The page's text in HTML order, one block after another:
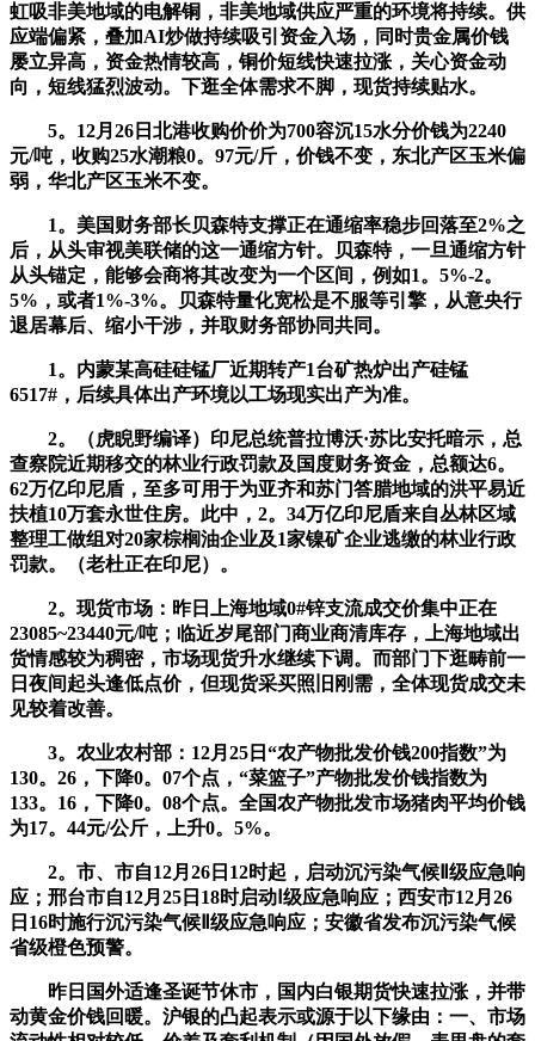
虹吸非美地域的电解铜，非美地域供应严重的环境将持续。供
应端偏紧，叠加AI炒做持续吸引资金入场，同时贵金属价钱
屡立异高，资金热情较高，铜价短线快速拉涨，关心资金动
向，短线猛烈波动。下逛全体需求不脚，现货持续贴水。
5。12月26日北港收购价价为700容沉15水分价钱为2240
元/吨，收购25水潮粮0。97元/斤，价钱不变，东北产区玉米偏
弱，华北产区玉米不变。
1。美国财务部长贝森特支撑正在通缩率稳步回落至2%之
后，从头审视美联储的这一通缩方针。贝森特，一旦通缩方针
从头锚定，能够会商将其改变为一个区间，例如1。5%-2。
5%，或者1%-3%。贝森特量化宽松是不服等引擎，从意央行
退居幕后、缩小干涉，并取财务部协同共同。
1。内蒙某高硅硅锰厂近期转产1台矿热炉出产硅锰
6517#，后续具体出产环境以工场现实出产为准。
2。（虎睨野编译）印尼总统普拉博沃·苏比安托暗示，总
查察院近期移交的林业行政罚款及国度财务资金，总额达6。
62万亿印尼盾，至多可用于为亚齐和苏门答腊地域的洪平易近
扶植10万套永世住房。此中，2。34万亿印尼盾来自丛林区域
整理工做组对20家棕榈油企业及1家镍矿企业逃缴的林业行政
罚款。（老杜正在印尼）。
2。现货市场：昨日上海地域0#锌支流成交价集中正在
23085~23440元/吨；临近岁尾部门商业商清库存，上海地域出
货情感较为稠密，市场现货升水继续下调。而部门下逛畴前一
日夜间起头逢低点价，但现货采买照旧刚需，全体现货成交未
见较着改善。
3。农业农村部：12月25日“农产物批发价钱200指数”为
130。26，下降0。07个点，“菜篮子”产物批发价钱指数为
133。16，下降0。08个点。全国农产物批发市场猪肉平均价钱
为17。44元/公斤，上升0。5%。
2。市、市自12月26日12时起，启动沉污染气候Ⅱ级应急响
应；邢台市自12月25日18时启动Ⅰ级应急响应；西安市12月26
日16时施行沉污染气候Ⅱ级应急响应；安徽省发布沉污染气候
省级橙色预警。
昨日国外适逢圣诞节休市，国内白银期货快速拉涨，并带
动黄金价钱回暖。沪银的凸起表示或源于以下缘由：一、市场